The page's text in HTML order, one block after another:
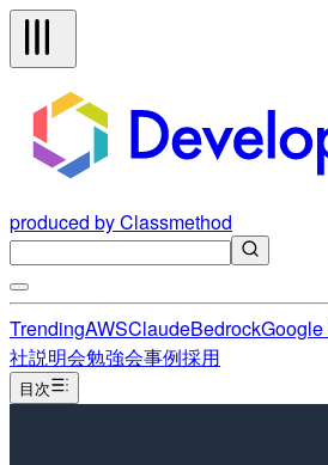
produced by Classmethod
TrendingAWSClaudeBedrock
社説明会勉強会事例採用
目次